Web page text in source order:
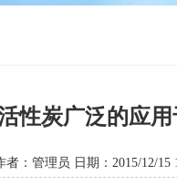
性炭广泛的应用
者：管理员 日期：2015/12/15